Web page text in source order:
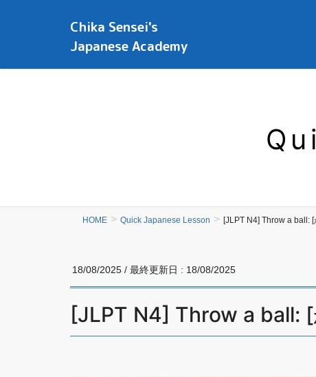
Chika Sensei's
Japanese Academy
HOME Quick Japanese Lesson [JLPT N4] Throw a ball:
18/08/2025 / 最終更新日 : 18/08/2025
[JLPT N4] Throw a ball: